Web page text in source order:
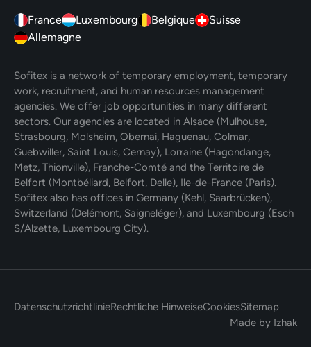
France Luxembourg Belgique
Suisse
Allemagne
Sofitex is a network of temporary employment, temporary
work, recruitment, and human resources management
agencies. We offer job opportunities in many different
sectors. Our agencies are located in Alsace (Mulhouse,
Strasbourg, Molsheim, Obernai, Haguenau, Colmar,
Guebwiller, Saint Louis, Cernay), Lorraine (Hagondange,
Metz, Thionville), Franche-Comté and the Territoire de
Belfort (Montbéliard, Belfort, Delle), Ile-de-France (Paris).
Sofitex also has offices in Germany (Kehl, Saarbrücken),
Switzerland (Delémont, Saigneléger), and Luxembourg (Esch
S/Alzette, Luxembourg City).
DatenschutzrichtlinieRechtliche HinweiseCookiesSitemap
Made by Izhak